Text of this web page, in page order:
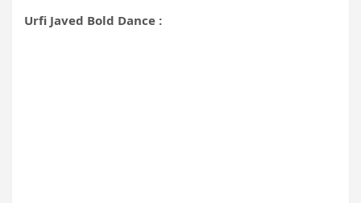
Urfi Javed Bold Dance :